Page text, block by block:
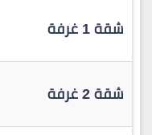
شقة 1 غرفة
شقة 2 غرفة